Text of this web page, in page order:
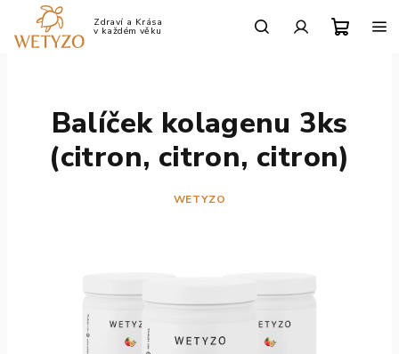
obsah
Balíček kolagenu 3ks
(citron, citron, citron)
WETYZO